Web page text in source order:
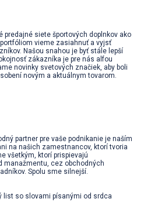
predajné siete športových doplnkov ako
vieme zasiahnuť a vyjsť
Našou snahou je byť stále lepší
zákazníka je pre nás alfou
novinky svetových značiek, aby boli
novým a aktuálnym tovarom.
partner pre vaše podnikanie je naším
na našich zamestnancov, ktorí tvoria
všetkým, ktorí prispievajú
manažmentu, cez obchodných
Spolu sme silnejší.